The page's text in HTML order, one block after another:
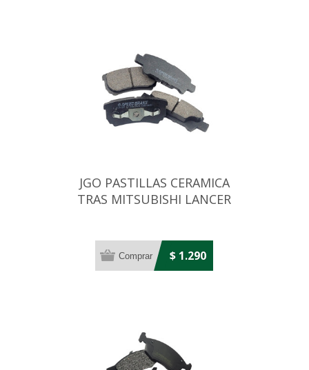
JGO PASTILLAS CERAMICA
TRAS MITSUBISHI LANCER
$ 1.290